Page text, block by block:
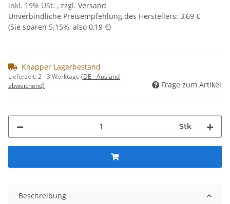
inkl. 19% USt. , zzgl. Versand
Unverbindliche Preisempfehlung des Herstellers: 3,69 €
(Sie sparen 5.15%, also 0,19 €)
Knapper Lagerbestand
Lieferzeit:2 - 3 Werktage (DE - Ausland
abweichend)
Frage zum Artikel
Stk
Beschreibung